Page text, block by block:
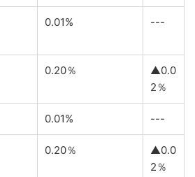
0.01% ---
0.20％
▲0.0
2％
0.01% ---
0.20％
▲0.0
2％